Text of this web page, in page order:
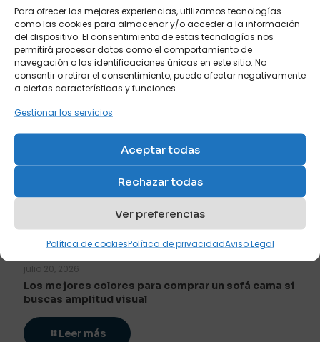
Para ofrecer las mejores experiencias, utilizamos tecnologías
como las cookies para almacenar y/o acceder a la información
del dispositivo. El consentimiento de estas tecnologías nos
permitirá procesar datos como el comportamiento de
navegación o las identificaciones únicas en este sitio. No
consentir o retirar el consentimiento, puede afectar negativamente
a ciertas características y funciones.
Gestionar los servicios
Aceptar todas
Rechazar todas
Ver preferencias
Política de cookiesPolítica de privacidadAviso Legal
Posts relacionados
julio 20, 2026
Los mejores colores para comprar un sofá cama si
buscas amplitud visual
Leer más